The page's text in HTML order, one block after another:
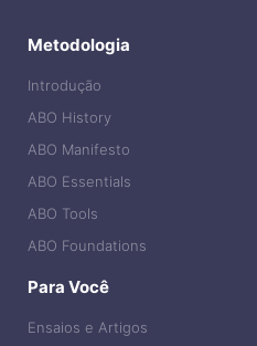
Metodologia
Introdução
ABO History
ABO Manifesto
ABO Essentials
ABO Tools
ABO Foundations
Para Você
Ensaios e Artigos